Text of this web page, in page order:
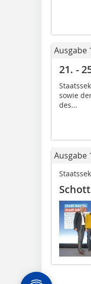
Ausgabe
21. -
sowie
des...
Ausgabe